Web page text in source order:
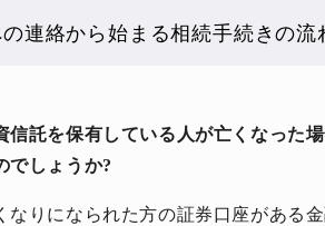
連絡から始まる相続手続きの流
託を保有している人が亡くなった
でしょうか?
なりになられた方の証券口座がある